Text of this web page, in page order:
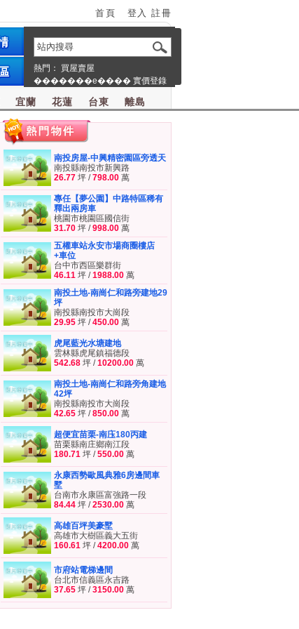
首頁 登入 註冊
熱門： 買屋賣屋
�������e���� 實價登錄
宜蘭 花蓮 台東 離島
南投房屋-中興精密園區旁透天
南投縣南投市新興路
26.77 坪 /798.00 萬
專任【夢公園】中路特區稀有
釋出兩房車
桃園市桃園區國信街
31.70 坪 /998.00 萬
五權車站永安市場商圈樓店
+車位
台中市西區樂群街
46.11 坪 /1988.00 萬
南投土地-南崗仁和路旁建地29
坪
南投縣南投市大崗段
29.95 坪 /450.00 萬
虎尾藍光水塘建地
雲林縣虎尾鎮福德段
542.68 坪 /10200.00 萬
南投土地-南崗仁和路旁角建地
42坪
南投縣南投市大崗段
42.65 坪 /850.00 萬
超便宜苗栗-南庒180丙建
苗栗縣南庄鄉南江段
180.71 坪 /550.00 萬
永康西勢歐風典雅6房邊間車
墅
台南市永康區富強路一段
84.44 坪 /2530.00 萬
高雄百坪美豪墅
高雄市大樹區義大五街
160.61 坪 /4200.00 萬
市府站電梯邊間
台北市信義區永吉路
37.65 坪 /3150.00 萬